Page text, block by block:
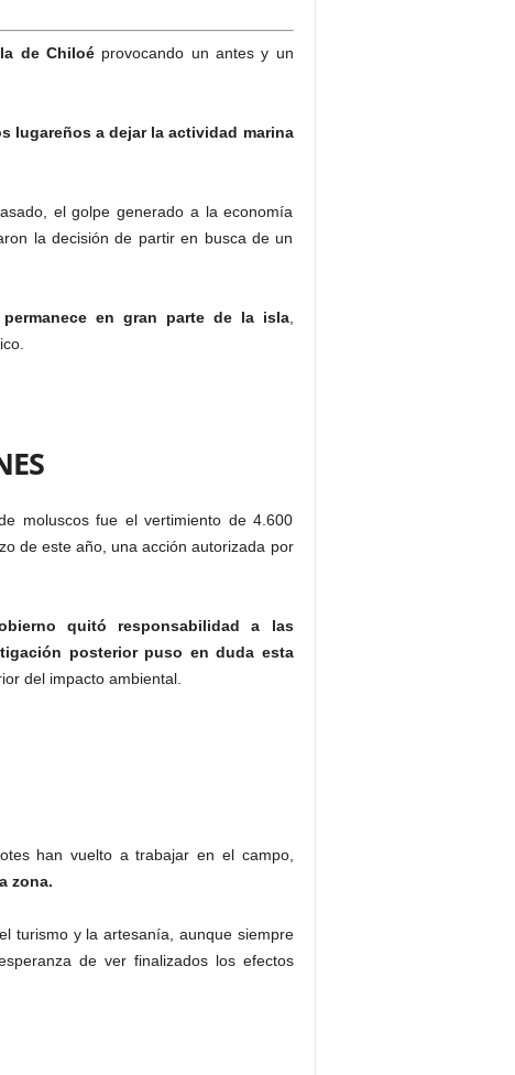
de Chiloé provocando un antes y un
lugareños a dejar la actividad marina
el golpe generado a la economía
la decisión de partir en busca de un
en gran parte de la isla,
moluscos fue el vertimiento de 4.600
de este año, una acción autorizada por
quitó responsabilidad a las
posterior puso en duda esta
del impacto ambiental.
han vuelto a trabajar en el campo,
zona.
turismo y la artesanía, aunque siempre
de ver finalizados los efectos